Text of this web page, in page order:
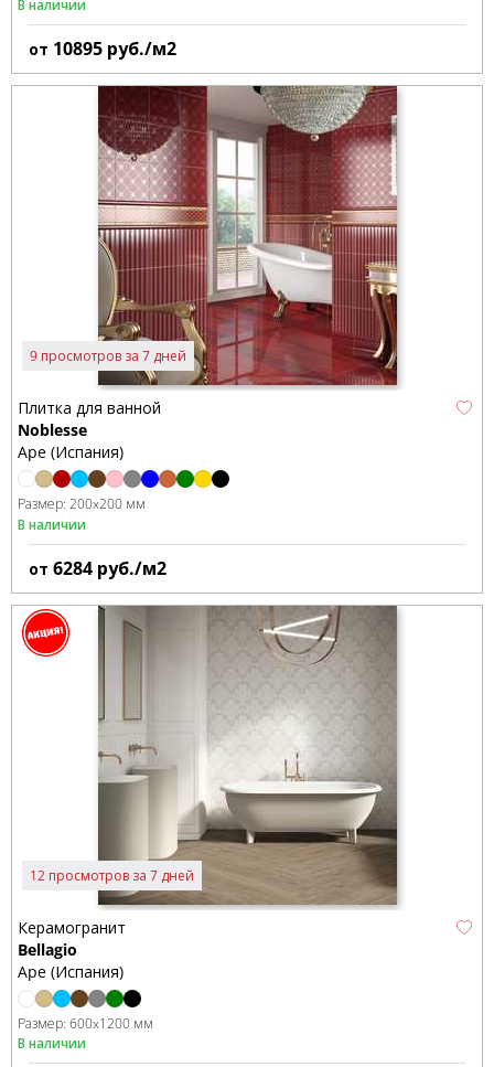
В наличии
от 10895 руб./м2
9 просмотров за 7 дней
Плитка для ванной
Noblesse
Ape (Испания)
Размер: 200x200 мм
В наличии
от 6284 руб./м2
12 просмотров за 7 дней
Керамогранит
Bellagio
Ape (Испания)
Размер: 600x1200 мм
В наличии